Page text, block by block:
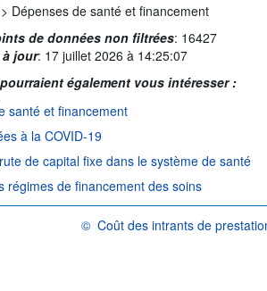
Dépenses de santé et financement
de données non filtrées: 16427
à jour: 17 juillet 2026 à 14:25:07
également vous intéresser :
santé et financement
à la COVID-19
de capital fixe dans le système de santé
régimes de financement des soins
© Coût des intrants de